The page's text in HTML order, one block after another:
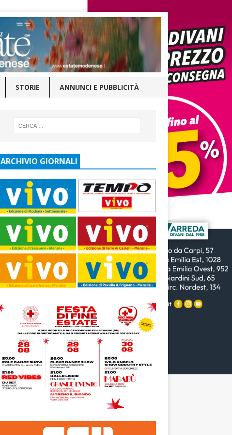
STORIE ANNUNCI E PUBBLICITÀ
ARCHIVIO GIORNALI